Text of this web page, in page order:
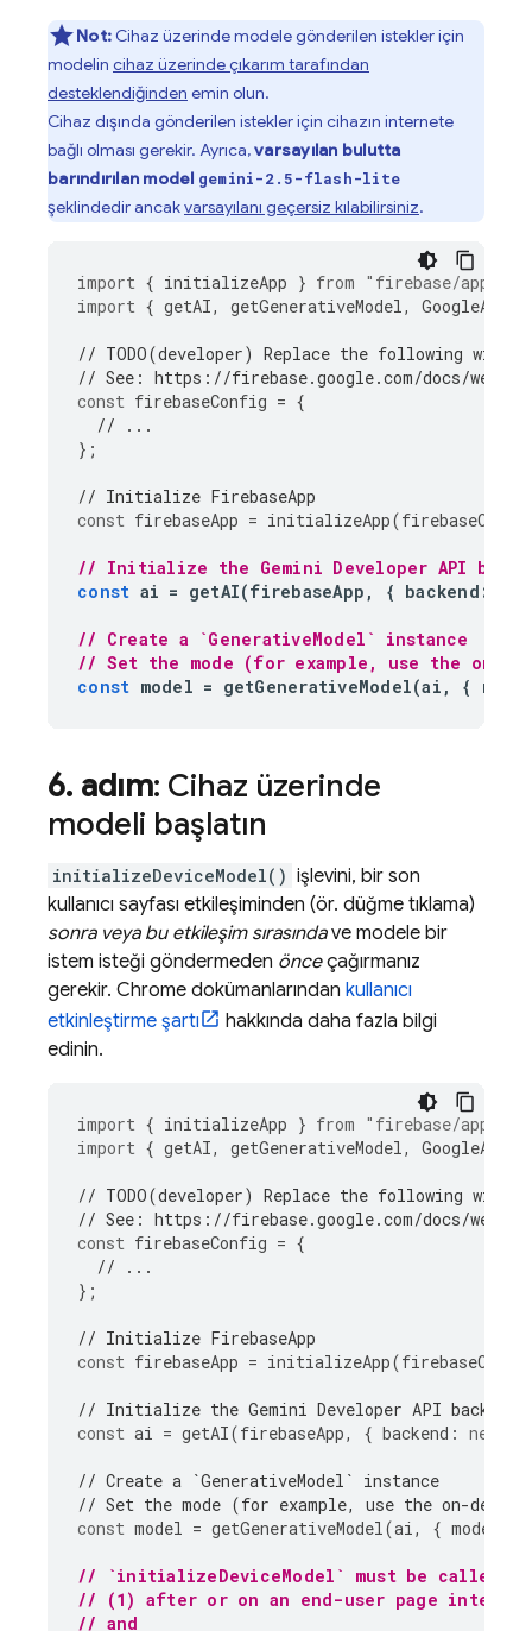
Not: Cihaz üzerinde modele gönderilen istekler için
modelin cihaz üzerinde çıkarım tarafından
desteklendiğinden emin olun.
Cihaz dışında gönderilen istekler için cihazın internete
bağlı olması gerekir. Ayrıca,varsayılan bulutta
barındırılan model gemini-2.5-flash-lite
şeklindedir ancakvarsayılanı geçersiz kılabilirsiniz.
import { initializeApp } from "firebase/app"
import { getAI, getGenerativeModel,
// TODO(developer) Replace the following with
// See: https://firebase.google.com/docs/web/
const firebaseConfig = {
// ...
};
// Initialize FirebaseApp
const firebaseApp = initializeApp(
// Initialize the Gemini Developer API
const ai = getAI(firebaseApp , { backend :
// Create a `GenerativeModel` instance
// Set the mode (for example, use the on-
const model = getGenerativeModel(ai , { mode
6. adım: Cihaz üzerinde
modeli başlatın
initializeDeviceModel() işlevini, bir son
kullanıcı sayfası etkileşiminden (ör. düğme tıklama)
sonra veya bu etkileşim sırasındave modele bir
istem isteği göndermeden önceçağırmanız
gerekir. Chrome dokümanlarından kullanıcı
etkinleştirme şartı
hakkında daha fazla bilgi
edinin.
import { initializeApp } from "firebase/app"
import { getAI, getGenerativeModel,
// TODO(developer) Replace the following with
// See: https://firebase.google.com/docs/web/
const firebaseConfig = {
// ...
};
// Initialize FirebaseApp
const firebaseApp = initializeApp(
// Initialize the Gemini Developer API backend
const ai = getAI(firebaseApp, { backend : new
// Create a `GenerativeModel` instance
// Set the mode (for example, use the on-
const model = getGenerativeModel(ai, { mode
// `initializeDeviceModel` must be called:
// (1) after or on an end-user page
// and